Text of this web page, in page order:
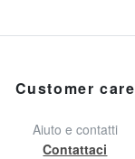
Customer care
Aiuto e contatti
Contattaci